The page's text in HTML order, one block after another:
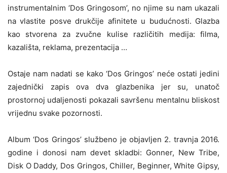
instrumentalnim ‘Dos Gringosom’, no njime su nam ukazali
na vlastite posve drukčije afinitete u budućnosti. Glazba
kao stvorena za zvučne kulise različitih medija: filma,
kazališta, reklama, prezentacija …
Ostaje nam nadati se kako ‘Dos Gringos’ neće ostati jedini
zajednički zapis ova dva glazbenika jer su, unatoč
prostornoj udaljenosti pokazali savršenu mentalnu bliskost
vrijednu svake pozornosti.
Album ‘Dos Gringos’ službeno je objavljen 2. travnja 2016.
godine i donosi nam devet skladbi: Gonner, New Tribe,
Disk O Daddy, Dos Gringos, Chiller, Beginner, White Gipsy,